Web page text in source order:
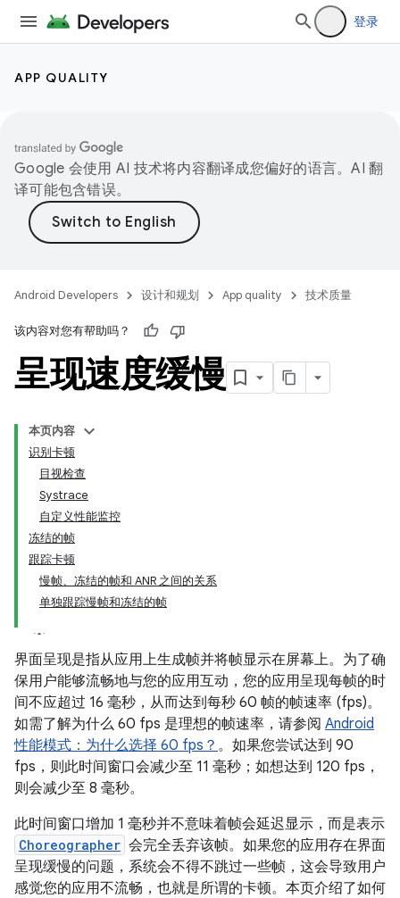
登录
APP QUALITY
Google 会使用 AI 技术将内容翻译成您偏好的语言。AI 翻
译可能包含错误。
Android Developers 设计和规划 App quality 技术质量
该内容对您有帮助吗？
呈现速度缓慢
本页内容
识别卡顿
目视检查
Systrace
自定义性能监控
冻结的帧
跟踪卡顿
慢帧、冻结的帧和 ANR 之间的关系
单独跟踪慢帧和冻结的帧
界面呈现是指从应用上生成帧并将帧显示在屏幕上。为了确
保用户能够流畅地与您的应用互动，您的应用呈现每帧的时
间不应超过 16 毫秒，从而达到每秒 60 帧的帧速率 (fps)。
如需了解为什么 60 fps 是理想的帧速率，请参阅 Android
性能模式：为什么选择 60 fps？ 。如果您尝试达到 90
fps，则此时间窗口会减少至 11 毫秒；如想达到 120 fps，
则会减少至 8 毫秒。
此时间窗口增加 1 毫秒并不意味着帧会延迟显示，而是表示
Choreographer 会完全丢弃该帧。如果您的应用存在界面
呈现缓慢的问题，系统会不得不跳过一些帧，这会导致用户
感觉您的应用不流畅，也就是所谓的卡顿。 本页介绍了如何